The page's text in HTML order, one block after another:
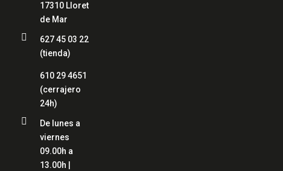
17310 Lloret
de Mar

627 45 03 22
(tienda)
610 29 4651
(cerrajero
24h)

De lunes a
viernes
09.00h a
13.00h |